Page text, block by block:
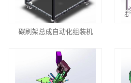
碳刷架总成自动化组装机